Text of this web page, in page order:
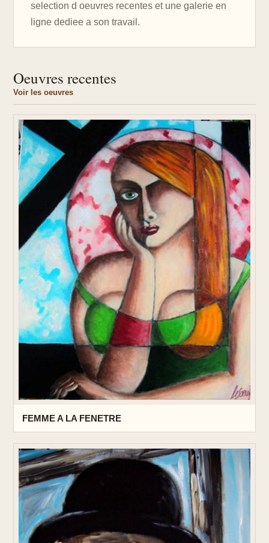
selection d oeuvres recentes et une galerie en
ligne dediee a son travail.
Oeuvres recentes
Voir les oeuvres
FEMME A LA FENETRE